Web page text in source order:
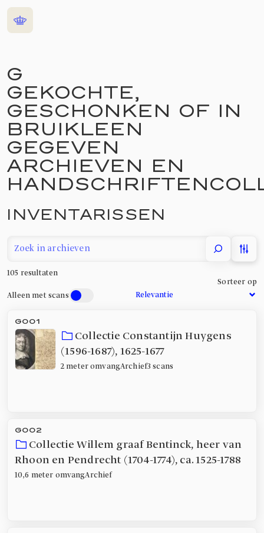
Home
G
GEKOCHTE,
GESCHONKEN OF IN
BRUIKLEEN
GEGEVEN
ARCHIEVEN EN
INVENTARISSEN
filter
105 resultaten
Alleen met scans
Sorteer op
G001
Collectie Constantijn Huygens
(1596-1687),1625-1677
2 meteromvangArchief3 scans
G002
Collectie Willem graaf Bentinck, heer van
Rhoon en Pendrecht (1704-1774),ca. 1525-1788
10,6 meter omvangArchief